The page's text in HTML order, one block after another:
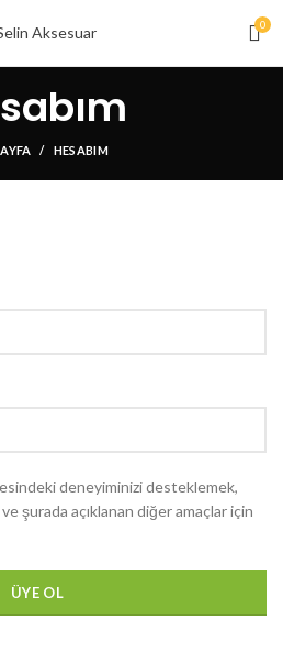
0
HESABIM
deneyiminizi desteklemek,
şurada açıklanan diğer amaçlar için
ÜYE OL